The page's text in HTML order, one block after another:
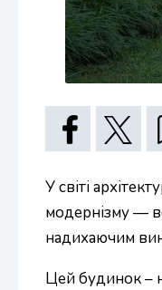
У світі
модернізму —
надихаючим
Цей будинок –